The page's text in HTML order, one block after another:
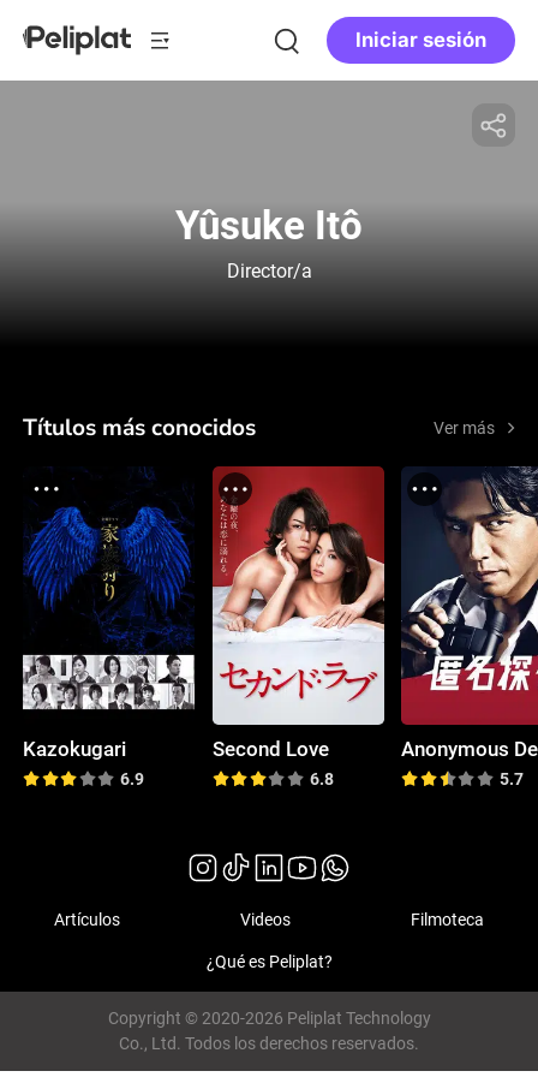
Iniciar sesión
Yûsuke Itô
Director/a
Títulos más conocidos Ver más
Kazokugari
6.9
Second Love
6.8 5.7
Artículos Videos Filmoteca
¿Qué es Peliplat?
Copyright © 2020-2026 Peliplat Technology
Co., Ltd. Todos los derechos reservados.